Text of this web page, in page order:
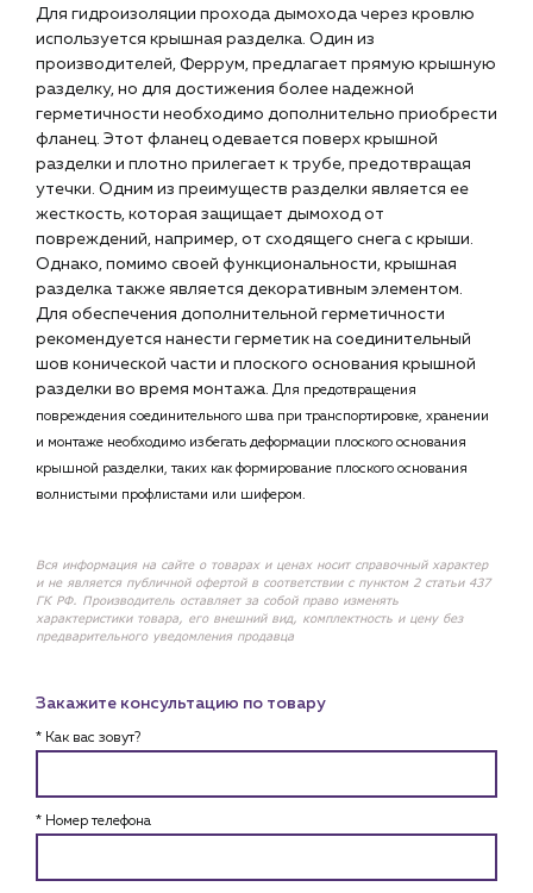
Для гидроизоляции прохода дымохода через кровлю
используется крышная разделка. Один из
производителей, Феррум, предлагает прямую крышную
разделку, но для достижения более надежной
герметичности необходимо дополнительно приобрести
фланец. Этот фланец одевается поверх крышной
разделки и плотно прилегает к трубе, предотвращая
утечки. Одним из преимуществ разделки является ее
жесткость, которая защищает дымоход от
повреждений, например, от сходящего снега с крыши.
Однако, помимо своей функциональности, крышная
разделка также является декоративным элементом.
Для обеспечения дополнительной герметичности
рекомендуется нанести герметик на соединительный
шов конической части и плоского основания крышной
разделки во время монтажа. Для предотвращения
повреждения соединительного шва при транспортировке, хранении
и монтаже необходимо избегать деформации плоского основания
крышной разделки, таких как формирование плоского основания
волнистыми профлистами или шифером.
Вся информация на сайте о товарах и ценах носит справочный характер
и не является публичной офертой в соответствии с пунктом 2 статьи 437
ГК РФ. Производитель оставляет за собой право изменять
характеристики товара, его внешний вид, комплектность и цену без
предварительного уведомления продавца
Закажите консультацию по товару
* Как вас зовут?
* Номер телефона